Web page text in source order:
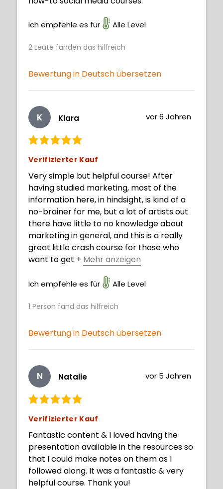
Ich empfehle es für Alle Level
2 Leute fanden das hilfreich
Bewertung in Deutsch übersetzen
K Klara vor 6 Jahren
Verifizierter Kauf
Very simple but helpful course! After
having studied marketing, most of the
information here, in hindsight, is kind of a
no-brainer for me, but a lot of artists out
there have little to no knowledge about
marketing in general, and this is a really
great little crash course for those who
want to get + Mehr anzeigen
all of the marketing theory behind it.
Ich empfehle es für Alle Level
1 Person fand das hilfreich
Bewertung in Deutsch übersetzen
N Natalie vor 5 Jahren
Verifizierter Kauf
Fantastic content & I loved having the
presentation available in the resources so
that I could make notes on them as I
followed along. It was a fantastic & very
helpful course. Thank you!